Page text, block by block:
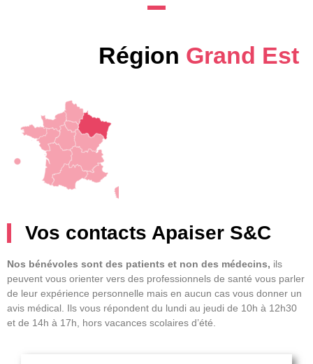
Région Grand Est
Vos contacts Apaiser S&C
Nos bénévoles sont des patients et non des médecins, ils
peuvent vous orienter vers des professionnels de santé vous parler
de leur expérience personnelle mais en aucun cas vous donner un
avis médical. Ils vous répondent du lundi au jeudi de 10h à 12h30
et de 14h à 17h, hors vacances scolaires d’été.